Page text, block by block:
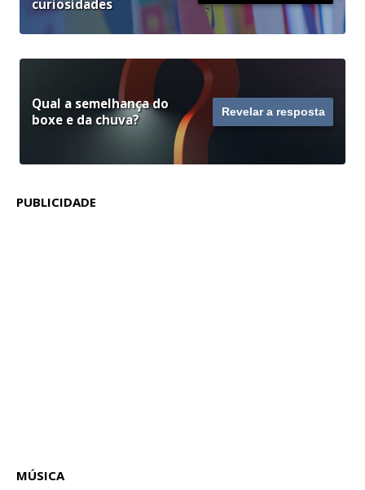
curiosidades
Qual a semelhança do
boxe e da chuva?
Revelar a resposta
PUBLICIDADE
MÚSICA